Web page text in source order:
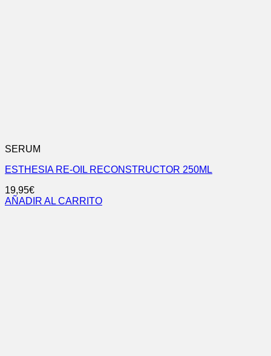
SERUM
ESTHESIA RE-OIL RECONSTRUCTOR 250ML
19,95€
AÑADIR AL CARRITO